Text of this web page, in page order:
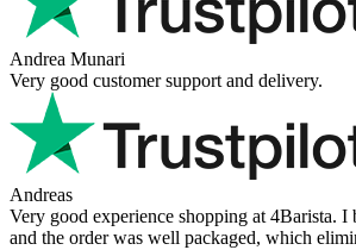
Andrea Munari
Very good customer support and delivery.
Andreas
Very good experience shopping at 4Barista. I
and the order was well packaged, which